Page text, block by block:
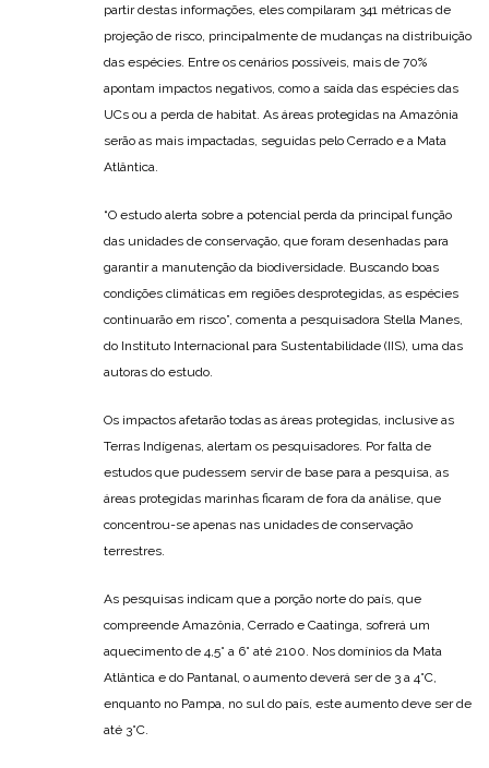
partir destas informações, eles compilaram 341 métricas de
projeção de risco, principalmente de mudanças na distribuição
das espécies. Entre os cenários possíveis, mais de 70%
apontam impactos negativos, como a saída das espécies das
UCs ou a perda de habitat. As áreas protegidas na Amazônia
serão as mais impactadas, seguidas pelo Cerrado e a Mata
Atlântica.
“O estudo alerta sobre a potencial perda da principal função
das unidades de conservação, que foram desenhadas para
garantir a manutenção da biodiversidade. Buscando boas
condições climáticas em regiões desprotegidas, as espécies
continuarão em risco”, comenta a pesquisadora Stella Manes,
do Instituto Internacional para Sustentabilidade (IIS), uma das
autoras do estudo.
Os impactos afetarão todas as áreas protegidas, inclusive as
Terras Indígenas, alertam os pesquisadores. Por falta de
estudos que pudessem servir de base para a pesquisa, as
áreas protegidas marinhas ficaram de fora da análise, que
concentrou-se apenas nas unidades de conservação
terrestres.
As pesquisas indicam que a porção norte do país, que
compreende Amazônia, Cerrado e Caatinga, sofrerá um
aquecimento de 4,5° a 6° até 2100. Nos domínios da Mata
Atlântica e do Pantanal, o aumento deverá ser de 3 a 4°C,
enquanto no Pampa, no sul do país, este aumento deve ser de
até 3°C.